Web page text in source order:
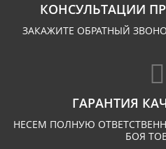
КОНСУЛЬТАЦИИ
ЗАКАЖИТЕ ОБРАТНЫЙ
ГАРАНТИЯ
НЕСЕМ ПОЛНУЮ
БОЯ